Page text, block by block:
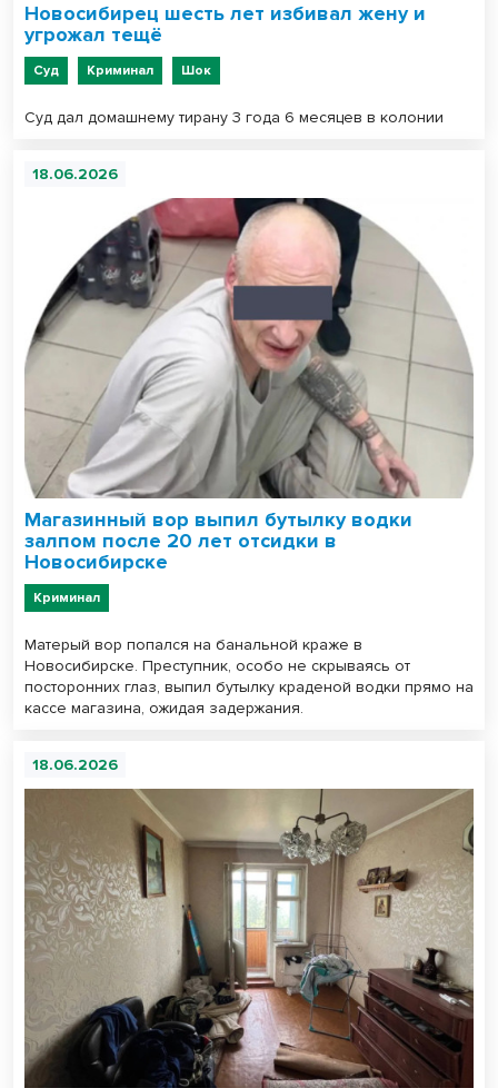
Новосибирец шесть лет избивал жену и
угрожал тещё
Суд Криминал Шок
Суд дал домашнему тирану 3 года 6 месяцев в колонии
18.06.2026
Магазинный вор выпил бутылку водки
залпом после 20 лет отсидки в
Новосибирске
Криминал
Матерый вор попался на банальной краже в
Новосибирске. Преступник, особо не скрываясь от
посторонних глаз, выпил бутылку краденой водки прямо на
кассе магазина, ожидая задержания.
18.06.2026